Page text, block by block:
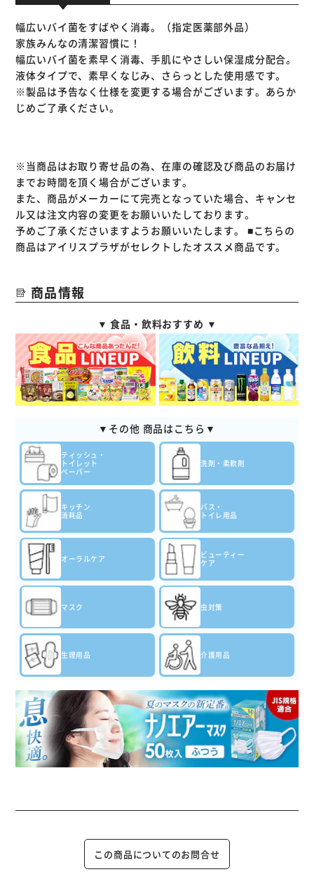
幅広いバイ菌をすばやく消毒。（指定医薬部外品）
家族みんなの清潔習慣に！
幅広いバイ菌を素早く消毒、手肌にやさしい保湿成分配合。
液体タイプで、素早くなじみ、さらっとした使用感です。
※製品は予告なく仕様を変更する場合がございます。あらか
じめご了承ください。
※当商品はお取り寄せ品の為、在庫の確認及び商品のお届け
までお時間を頂く場合がございます。
また、商品がメーカーにて完売となっていた場合、キャンセ
ル又は注文内容の変更をお願いいたしております。
予めご了承くださいますようお願いいたします。 ■こちらの
商品はアイリスプラザがセレクトしたオススメ商品です。
商品情報
▼ 食品・飲料おすすめ ▼
▼その他 商品はこちら▼
ティッシュ・
トイレット
ペーパー
洗剤・柔軟剤
キッチン
消耗品
バス・
トイレ用品
オーラルケア
ビューティー
ケア
マスク 虫対策
生理用品 介護用品
この商品についてのお問合せ